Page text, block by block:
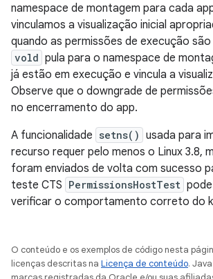
namespace de montagem para cada
vinculamos a visualização inicial
quando as permissões de execução
vold pula para o namespace de
já estão em execução e vincula a
Observe que o downgrade de
no encerramento do app.
A funcionalidade setns() usada para
recurso requer pelo menos o Linux 3.8,
foram enviados de volta com sucesso
teste CTS PermissionsHostTest
verificar o comportamento correto do
O conteúdo e os exemplos de código nesta
licenças descritas na Licença de conteúdo.